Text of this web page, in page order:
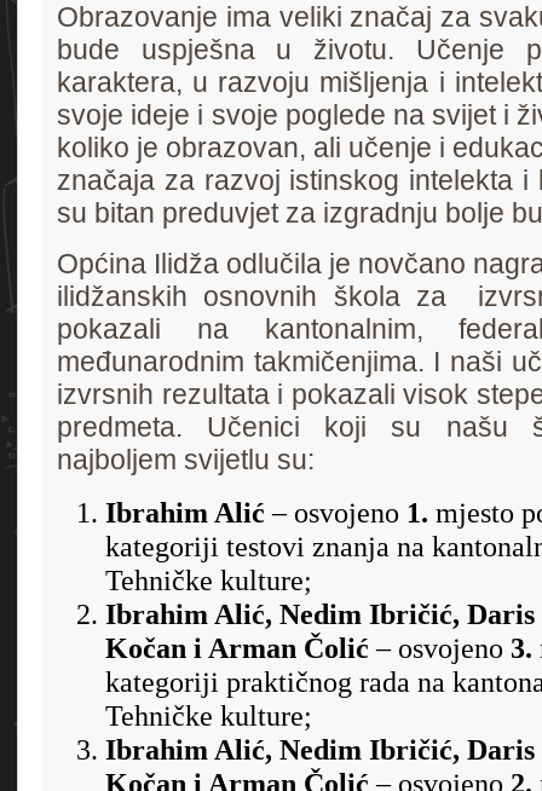
Obrazovanje ima veliki značaj za
bude uspješna u životu. Učenje
karaktera, u razvoju mišljenja i
svoje ideje i svoje poglede na svijet i
koliko je obrazovan, ali učenje i
značaja za razvoj istinskog intelekta
su bitan preduvjet za izgradnju bolje
Općina Ilidža odlučila je novčano
ilidžanskih osnovnih škola za
pokazali na kantonalnim,
međunarodnim takmičenjima. I naši
izvrsnih rezultata i pokazali visok
predmeta. Učenici koji su našu
najboljem svijetlu su:
Ibrahim Alić – osvojeno 1. mjesto
kategoriji testovi znanja na
Tehničke kulture;
Ibrahim Alić, Nedim Ibričić, Daris
Kočan i Arman Čolić – osvojeno 3.
kategoriji praktičnog rada na
Tehničke kulture;
Ibrahim Alić, Nedim Ibričić, Daris
Kočan i Arman Čolić – osvojeno 2.